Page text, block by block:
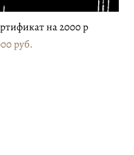
на 2000 р
pуб.